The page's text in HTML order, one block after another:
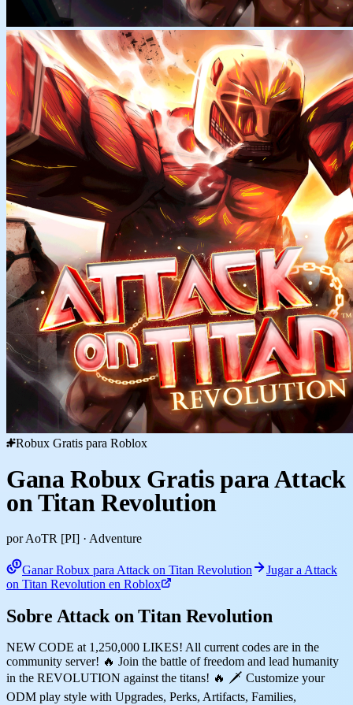
Robux Gratis para Roblox
Gana Robux Gratis para Attack
on Titan Revolution
por AoTR [PI] · Adventure
Ganar Robux para Attack on Titan Revolution
Jugar a Attack
on Titan Revolution en Roblox
Sobre Attack on Titan Revolution
NEW CODE at 1,250,000 LIKES! All current codes are in the
community server! 🔥 Join the battle of freedom and lead humanity
in the REVOLUTION against the titans! 🔥 🗡️ Customize your
ODM play style with Upgrades, Perks, Artifacts, Families,